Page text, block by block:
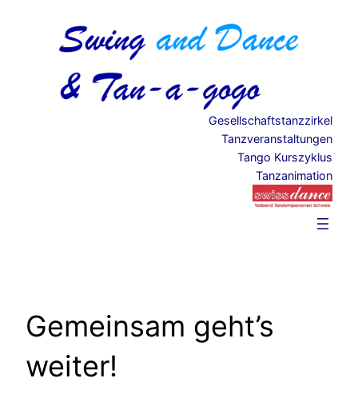
Gesellschaftstanzzirkel
Tanzveranstaltungen
Tango Kurszyklus
Tanzanimation
Gemeinsam geht’s
weiter!